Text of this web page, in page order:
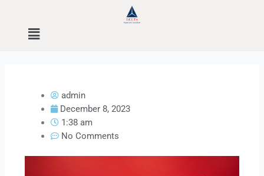
contentMenu
admin
December 8, 2023
1:38 am
No Comments